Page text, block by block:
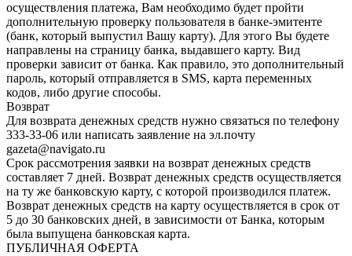
осуществления платежа, Вам необходимо будет пройти
дополнительную проверку пользователя в банке-эмитенте
(банк, который выпустил Вашу карту). Для этого Вы будете
направлены на страницу банка, выдавшего карту. Вид
проверки зависит от банка. Как правило, это дополнительный
пароль, который отправляется в SMS, карта переменных
кодов, либо другие способы.
Возврат
Для возврата денежных средств нужно связаться по телефону
333-33-06 или написать заявление на эл.почту
gazeta@navigato.ru
Срок рассмотрения заявки на возврат денежных средств
составляет 7 дней. Возврат денежных средств осуществляется
на ту же банковскую карту, с которой производился платеж.
Возврат денежных средств на карту осуществляется в срок от
5 до 30 банковских дней, в зависимости от Банка, которым
была выпущена банковская карта.
ПУБЛИЧНАЯ ОФЕРТА